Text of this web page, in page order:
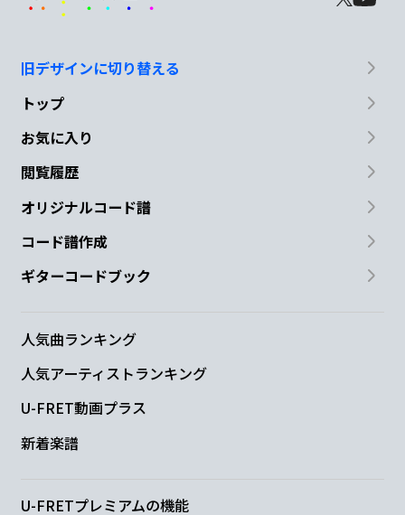
旧デザインに切り替える
トップ
お気に入り
閲覧履歴
オリジナルコード譜
コード譜作成
ギターコードブック
人気曲ランキング
人気アーティストランキング
U-FRET動画プラス
新着楽譜
U-FRETプレミアムの機能